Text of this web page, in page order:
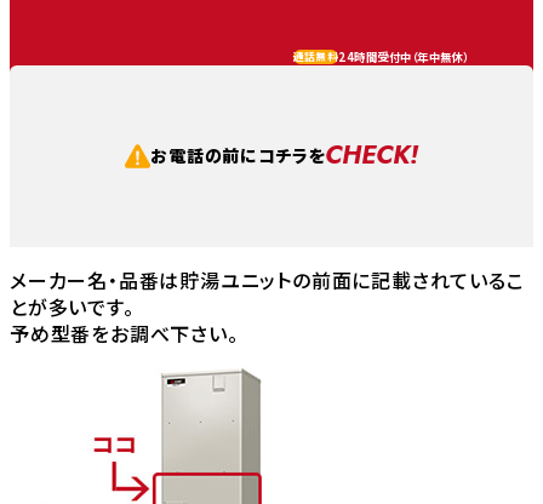
通話無料24時間受付中（年中無休）
お電話の前にコチラをCHECK!
メーカー名・品番は貯湯ユニットの前面に記載されているこ
とが多いです。
予め型番をお調べ下さい。